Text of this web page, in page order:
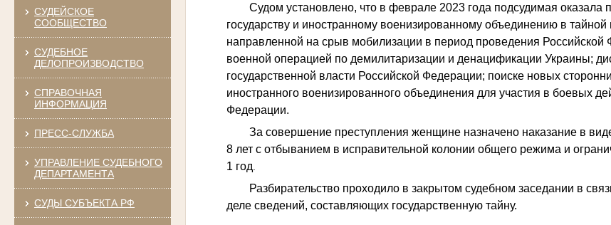
СУДЕЙСКОЕ
СООБЩЕСТВО
СУДЕБНОЕ
ДЕЛОПРОИЗВОДСТВО
СПРАВОЧНАЯ
ИНФОРМАЦИЯ
ПРЕСС-СЛУЖБА
УПРАВЛЕНИЕ СУДЕБНОГО
ДЕПАРТАМЕНТА
СУДЫ СУБЪЕКТА РФ
Судом установлено, что в феврале 2023 года подсудимая оказала
государству и иностранному военизированному объединению в
направленной на срыв мобилизации в период проведения Российской
военной операцией по демилитаризации и денацификации Украины;
государственной власти Российской Федерации; поиске новых
иностранного военизированного объединения для участия в боевых
Федерации.
За совершение преступления женщине назначено наказание в
8 лет с отбыванием в исправительной колонии общего режима и
1 год
Разбирательство проходило в закрытом судебном заседании в
деле сведений, составляющих государственную тайну.